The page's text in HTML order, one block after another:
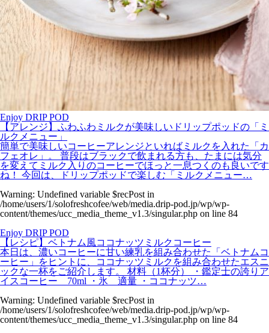
Enjoy DRIP POD
【アレンジ】ふわふわミルクが美味しいドリップポッドの「ミ
ルクメニュー」
簡単で美味しいコーヒーアレンジといればミルクを入れた「カ
フェオレ」。 普段はブラックで飲まれる方も、たまには気分
を変えてミルク入りのコーヒーでほっと一息つくのも良いです
ね！ 今回は、ドリップポッドで楽しむ「ミルクメニュー…
Warning: Undefined variable $recPost in
/home/users/1/solofreshcofee/web/media.drip-pod.jp/wp/wp-
content/themes/ucc_media_theme_v1.3/singular.php on line 84
Enjoy DRIP POD
【レシピ】ベトナム風ココナッツミルクコーヒー
本日は、濃いコーヒーに甘い練乳を組み合わせた「ベトナムコ
ーヒー」をヒントに、ココナッツミルクを組み合わせたエスニ
ックな一杯をご紹介します。 材料（1杯分） ・鑑定士の誇りア
イスコーヒー 70ml ・氷 適量 ・ココナッツ…
Warning: Undefined variable $recPost in
/home/users/1/solofreshcofee/web/media.drip-pod.jp/wp/wp-
content/themes/ucc_media_theme_v1.3/singular.php on line 84